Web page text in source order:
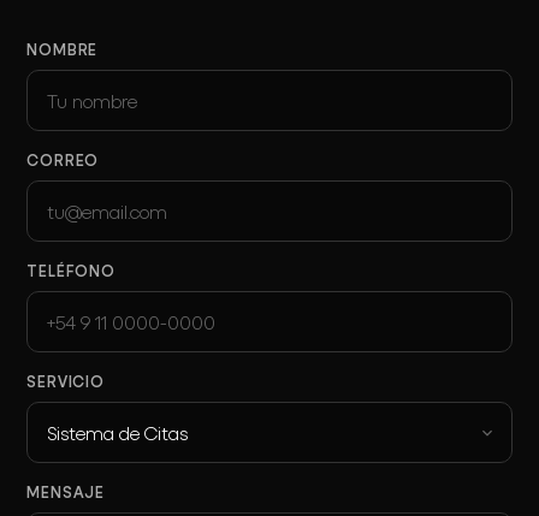
NOMBRE
CORREO
TELÉFONO
SERVICIO
Sistema de Citas
MENSAJE